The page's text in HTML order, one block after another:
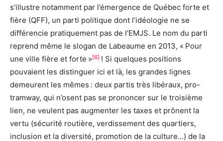
s’illustre notamment par l’émergence de Québec forte et
fière (QFF), un parti politique dont l’idéologie ne se
différencie pratiquement pas de l’EMJS. Le nom du parti
reprend même le slogan de Labeaume en 2013, « Pour
une ville fière et forte »[6] ! Si quelques positions
pouvaient les distinguer ici et là, les grandes lignes
demeurent les mêmes : deux partis très libéraux, pro-
tramway, qui n’osent pas se prononcer sur le troisième
lien, ne veulent pas augmenter les taxes et prônent la
vertu (sécurité routière, verdissement des quartiers,
inclusion et la diversité, promotion de la culture…) de la